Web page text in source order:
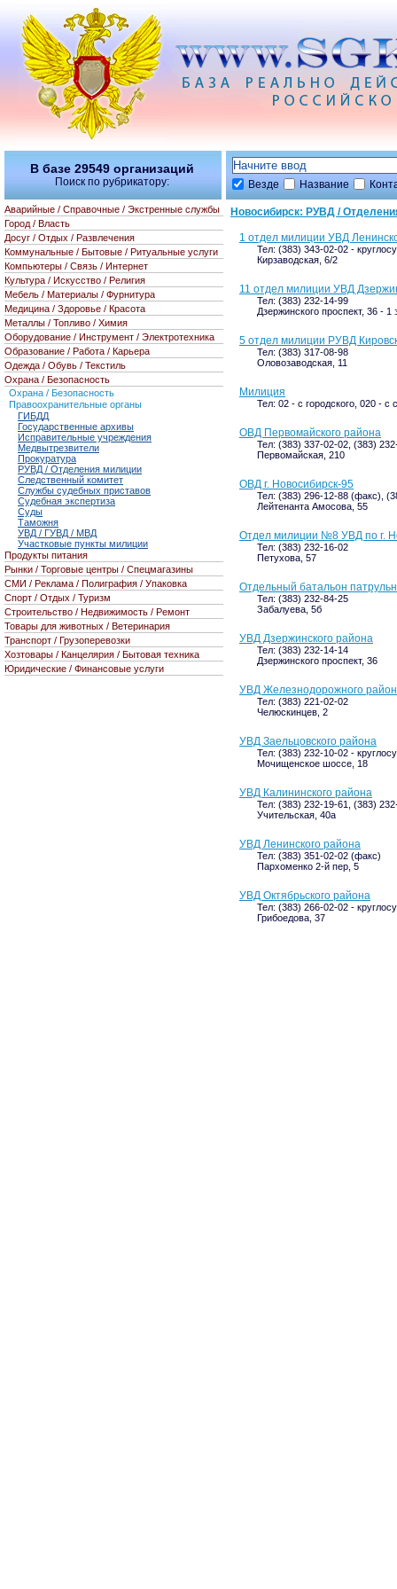
Везде Название
Новосибирск: РУВД /
1 отдел милиции УВД
Тел: (383) 343-02-02 -
Кирзаводская, 6/2
11 отдел милиции УВД
Тел: (383) 232-14-99
Дзержинского проспект, 36 - 1
5 отдел милиции РУВД
Тел: (383) 317-08-98
Оловозаводская, 11
Милиция
Тел: 02 - с городского, 020 - с
ОВД Первомайского района
Тел: (383) 337-02-02, (383)
Первомайская, 210
ОВД г. Новосибирск-95
Тел: (383) 296-12-88 (факс),
Лейтенанта Амосова, 55
Отдел милиции №8 УВД по г.
Тел: (383) 232-16-02
Петухова, 57
Отдельный батальон
Тел: (383) 232-84-25
Забалуева, 5б
УВД Дзержинского района
Тел: (383) 232-14-14
Дзержинского проспект, 36
УВД Железнодорожного
Тел: (383) 221-02-02
Челюскинцев, 2
УВД Заельцовского района
Тел: (383) 232-10-02 -
Мочищенское шоссе, 18
УВД Калининского района
Тел: (383) 232-19-61, (383)
Учительская, 40а
УВД Ленинского района
Тел: (383) 351-02-02 (факс)
Пархоменко 2-й пер, 5
УВД Октябрьского района
Тел: (383) 266-02-02 -
Грибоедова, 37
В базе 29549 организаций
Поиск по рубрикатору:
Аварийные / Справочные / Экстренные службы
Город / Власть
Досуг / Отдых / Развлечения
Коммунальные / Бытовые / Ритуальные услуги
Компьютеры / Связь / Интернет
Культура / Искусство / Религия
Мебель / Материалы / Фурнитура
Медицина / Здоровье / Красота
Металлы / Топливо / Химия
Оборудование / Инструмент / Электротехника
Образование / Работа / Карьера
Одежда / Обувь / Текстиль
Охрана / Безопасность
Охрана / Безопасность
Правоохранительные органы
ГИБДД
Государственные архивы
Исправительные учреждения
Медвытрезвители
Прокуратура
РУВД / Отделения милиции
Следственный комитет
Службы судебных приставов
Судебная экспертиза
Суды
Таможня
УВД / ГУВД / МВД
Участковые пункты милиции
Продукты питания
Рынки / Торговые центры / Спецмагазины
СМИ / Реклама / Полиграфия / Упаковка
Спорт / Отдых / Туризм
Строительство / Недвижимость / Ремонт
Товары для животных / Ветеринария
Транспорт / Грузоперевозки
Хозтовары / Канцелярия / Бытовая техника
Юридические / Финансовые услуги